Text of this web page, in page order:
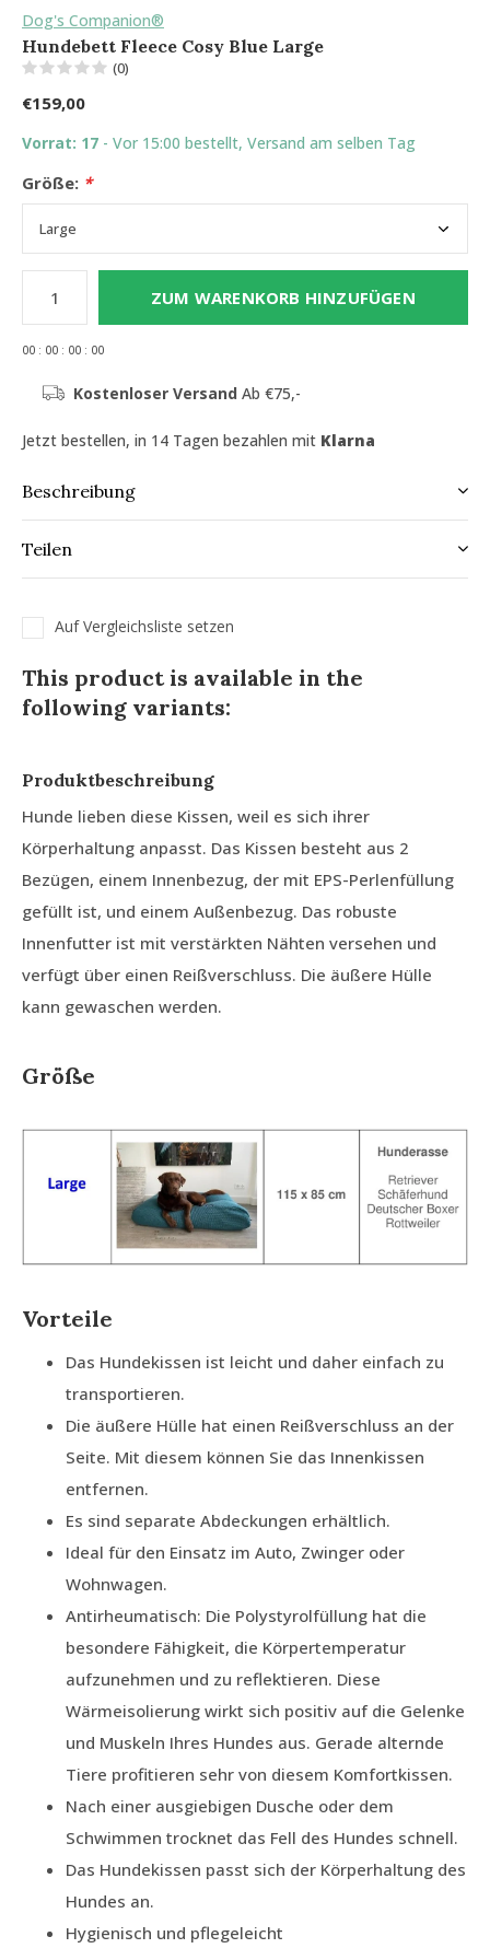
Dog's Companion®
Hundebett Fleece Cosy Blue Large
(0)
€159,00
Vorrat: 17 - Vor 15:00 bestellt, Versand am selben Tag
Größe: *
ZUM WARENKORB HINZUFÜGEN
00 : 00 : 00 : 00
Kostenloser Versand Ab €75,-
Jetzt bestellen, in 14 Tagen bezahlen mit Klarna
Beschreibung
Teilen
Auf Vergleichsliste setzen
This product is available in the
following variants:
Produktbeschreibung
Hunde lieben diese Kissen, weil es sich ihrer
Körperhaltung anpasst. Das Kissen besteht aus 2
Bezügen, einem Innenbezug, der mit EPS-Perlenfüllung
gefüllt ist, und einem Außenbezug. Das robuste
Innenfutter ist mit verstärkten Nähten versehen und
verfügt über einen Reißverschluss. Die äußere Hülle
kann gewaschen werden.
Größe
Vorteile
Das Hundekissen ist leicht und daher einfach zu
transportieren.
Die äußere Hülle hat einen Reißverschluss an der
Seite. Mit diesem können Sie das Innenkissen
entfernen.
Es sind separate Abdeckungen erhältlich.
Ideal für den Einsatz im Auto, Zwinger oder
Wohnwagen.
Antirheumatisch: Die Polystyrolfüllung hat die
besondere Fähigkeit, die Körpertemperatur
aufzunehmen und zu reflektieren. Diese
Wärmeisolierung wirkt sich positiv auf die Gelenke
und Muskeln Ihres Hundes aus. Gerade alternde
Tiere profitieren sehr von diesem Komfortkissen.
Nach einer ausgiebigen Dusche oder dem
Schwimmen trocknet das Fell des Hundes schnell.
Das Hundekissen passt sich der Körperhaltung des
Hundes an.
Hygienisch und pflegeleicht